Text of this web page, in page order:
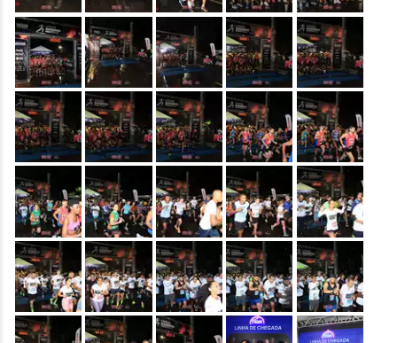
&nbsp; &nbsp; &nbsp; &nbsp; &nbsp;
&nbsp; &nbsp; &nbsp; &nbsp; &nbsp;
&nbsp; &nbsp; &nbsp; &nbsp; &nbsp;
&nbsp; &nbsp; &nbsp; &nbsp; &nbsp;
&nbsp; &nbsp; &nbsp; &nbsp; &nbsp;